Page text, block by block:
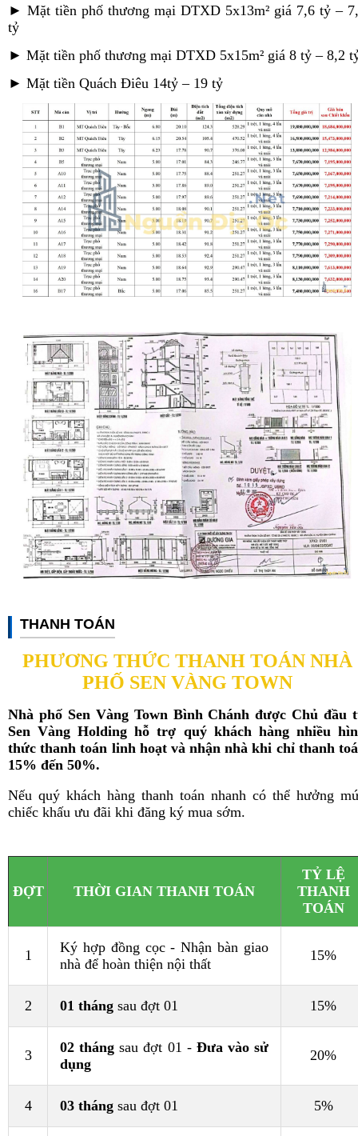
► Mặt tiền phố thương mại DTXD 5x13m² giá 7,6 tỷ –
tỷ
► Mặt tiền phố thương mại DTXD 5x15m² giá 8 tỷ – 8,2
► Mặt tiền Quách Điêu 14tỷ – 19 tỷ
THANH TOÁN
PHƯƠNG THỨC THANH TOÁN NHÀ
PHỐ SEN VÀNG TOWN
Nhà phố Sen Vàng Town Bình Chánh được Chủ đầu
Sen Vàng Holding hỗ trợ quý khách hàng nhiều
thức thanh toán linh hoạt và nhận nhà khi chỉ thanh
15% đến 50%.
Nếu quý khách hàng thanh toán nhanh có thể hưởng
chiếc khấu ưu đãi khi đăng ký mua sớm.
ĐỢT THỜI GIAN THANH TOÁN
TỶ LỆ
THANH
TOÁN
1
Ký hợp đồng cọc - Nhận bàn giao
nhà để hoàn thiện nội thất
15%
2 01 tháng sau đợt 01 15%
3 02 tháng sau đợt 01 - Đưa vào sử
dụng
20%
4 03 tháng sau đợt 01 5%